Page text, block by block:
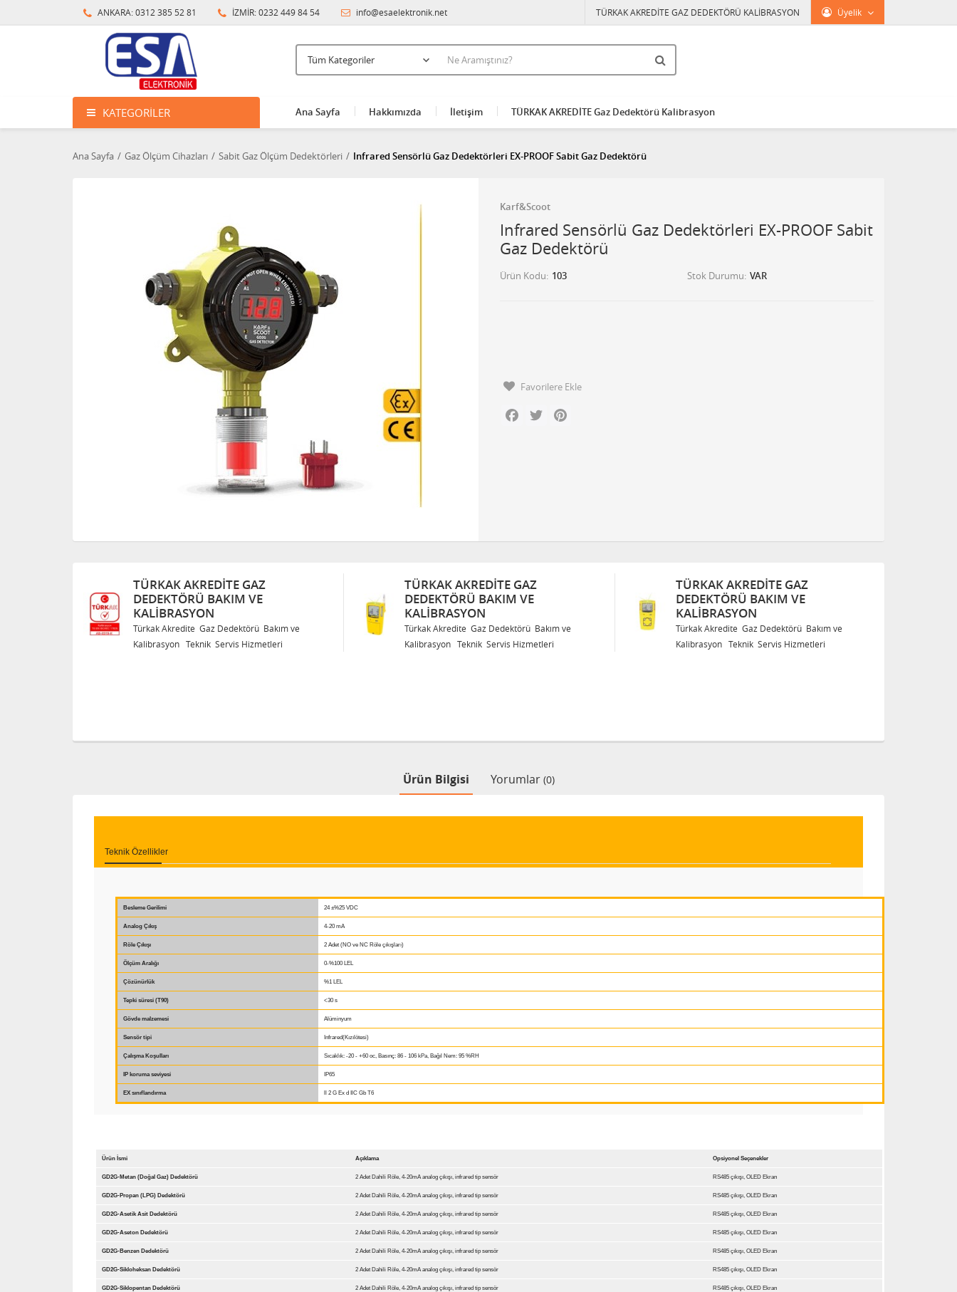
ANKARA: 0312 385 52 81 İZMİR: 0232 449 84 54 info@esaelektronik.net Üyelik
TÜRKAK AKREDİTE GAZ DEDEKTÖRÜ KALİBRASYON
KATEGORILER Ana Sayfa Hakkımızda İletişim TÜRKAK AKREDİTE Gaz Dedektörü Kalibrasyon
Ana Sayfa Gaz Ölçüm Cihazları Sabit Gaz Ölçüm Dedektörleri Infrared Sensörlü Gaz Dedektörleri EX-PROOF Sabit Gaz Dedektörü
Karf&Scoot
Infrared Sensörlü Gaz Dedektörleri EX-PROOF Sabit
Gaz Dedektörü
Ürün Kodu 103 Stok Durumu VAR
Favorilere Ekle
Facebook
Twitter
TÜRKAK AKREDITE GAZ
DEDEKTÖRÜ BAKIM VE
KALIBRASYON
Türkak Akredite Gaz Dedektörü Bakım ve
Kalibrasyon Teknik Servis Hizmetleri
TÜRKAK AKREDITE GAZ
DEDEKTÖRÜ BAKIM VE
KALIBRASYON
Türkak Akredite Gaz Dedektörü Bakım ve
Kalibrasyon Teknik Servis Hizmetleri
TÜRKAK AKREDITE GAZ
DEDEKTÖRÜ BAKIM VE
KALIBRASYON
Türkak Akredite Gaz Dedektörü Bakım ve
Kalibrasyon Teknik Servis Hizmetleri
Ürün Bilgisi Yorumlar (0)
Teknik Özellikler
Besleme Gerilimi 24 ±%25 VDC
Analog Çıkış 4-20 mA
Röle Çıkışı 2 Adet (NO ve NC Röle çıkışları)
Ölçüm Aralığı 0-%100 LEL
Çözünürlük %1 LEL
Tepki süresi (T90) <30 s
Gövde malzemesi Alüminyum
Sensör tipi Infrared(Kızılötesi)
Çalışma Koşulları Sıcaklık: -20 - +60 oc, Basınç: 86 - 106 kPa, Bağıl Nem: 95 %RH
IP koruma seviyesi IP65
EX sınıflandırma ll 2 G Ex d IlC Gb T6
Ürün İsmi Açıklama Opsiyonel Seçenekler
GD2G-Metan (Doğal Gaz) Dedektörü 2 Adet Dahili Röle, 4-20mA analog çıkışı, infrared tip sensör RS485 çıkışı, OLED Ekran
GD2G-Propan (LPG) Dedektörü 2 Adet Dahili Röle, 4-20mA analog çıkışı, infrared tip sensör RS485 çıkışı, OLED Ekran
GD2G-Asetik Asit Dedektörü 2 Adet Dahili Röle, 4-20mA analog çıkışı, infrared tip sensör RS485 çıkışı, OLED Ekran
GD2G-Aseton Dedektörü 2 Adet Dahili Röle, 4-20mA analog çıkışı, infrared tip sensör RS485 çıkışı, OLED Ekran
GD2G-Benzen Dedektörü 2 Adet Dahili Röle, 4-20mA analog çıkışı, infrared tip sensör RS485 çıkışı, OLED Ekran
GD2G-Sikloheksan Dedektörü 2 Adet Dahili Röle, 4-20mA analog çıkışı, infrared tip sensör RS485 çıkışı, OLED Ekran
GD2G-Siklopentan Dedektörü 2 Adet Dahili Röle, 4-20mA analog çıkışı, infrared tip sensör RS485 çıkışı, OLED Ekran